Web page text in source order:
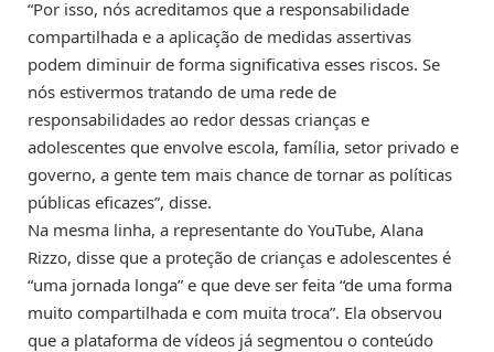
“Por isso, nós acreditamos que a responsabilidade
compartilhada e a aplicação de medidas assertivas
podem diminuir de forma significativa esses riscos. Se
nós estivermos tratando de uma rede de
responsabilidades ao redor dessas crianças e
adolescentes que envolve escola, família, setor privado e
governo, a gente tem mais chance de tornar as políticas
públicas eficazes”, disse.
Na mesma linha, a representante do YouTube, Alana
Rizzo, disse que a proteção de crianças e adolescentes é
“uma jornada longa” e que deve ser feita “de uma forma
muito compartilhada e com muita troca”. Ela observou
que a plataforma de vídeos já segmentou o conteúdo